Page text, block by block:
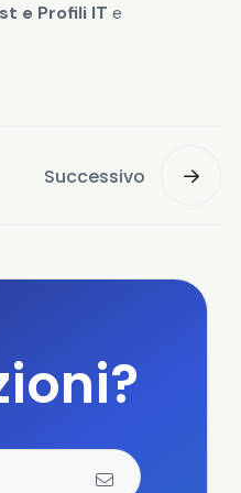
e Profili IT e
Successivo